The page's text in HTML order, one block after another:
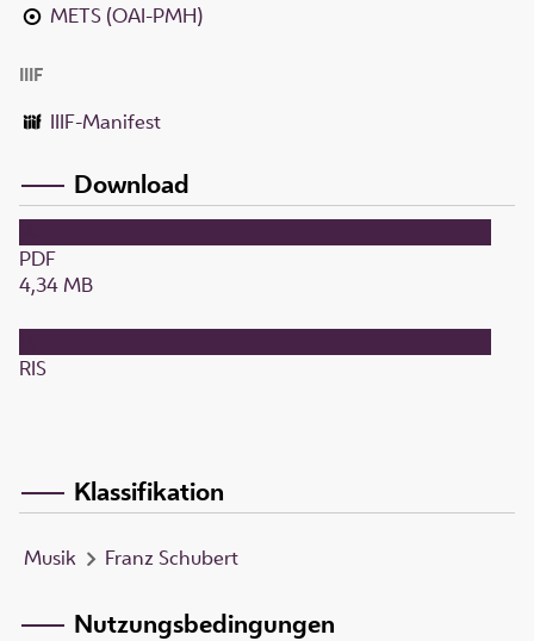
METS (OAI-PMH)
IIIF
IIIF-Manifest
Download
PDF
4,34 MB
RIS
Klassifikation
Musik Franz Schubert
Nutzungsbedingungen